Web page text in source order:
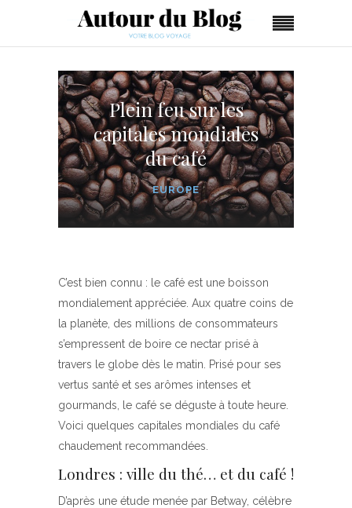
Plein feu sur les
capitales mondiales
du café
EUROPE
C’est bien connu : le café est une boisson
mondialement appréciée. Aux quatre coins de
la planète, des millions de consommateurs
s’empressent de boire ce nectar prisé à
travers le globe dès le matin. Prisé pour ses
vertus santé et ses arômes intenses et
gourmands, le café se déguste à toute heure.
Voici quelques capitales mondiales du café
chaudement recommandées.
Londres : ville du thé… et du café !
D’après une étude menée par Betway, célèbre